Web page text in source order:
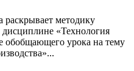
раскрывает методику
«Технология
обобщающего урока на тему